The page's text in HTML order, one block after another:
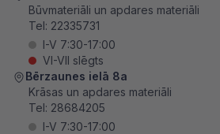
Būvmateriāli un apdares materiāli
Tel: 22335731
I-V 7:30-17:00
VI-VII slēgts
Bērzaunes ielā 8a
Krāsas un apdares materiāli
Tel: 28684205
I-V 7:30-17:00